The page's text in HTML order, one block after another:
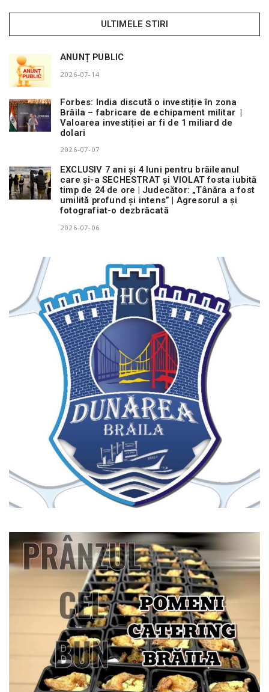
ULTIMELE STIRI
ANUNȚ PUBLIC
2026-07-14
Forbes: India discută o investiție în zona
Brăila – fabricare de echipament militar |
Valoarea investiției ar fi de 1 miliard de
dolari
2026-07-07
EXCLUSIV 7 ani și 4 luni pentru brăileanul
care și-a SECHESTRAT și VIOLAT fosta iubită
timp de 24 de ore | Judecător: „Tânăra a fost
umilită profund și intens” | Agresorul a și
fotografiat-o dezbrăcată
2026-07-06